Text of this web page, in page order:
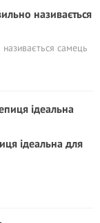
називається
самець
ідеальна для